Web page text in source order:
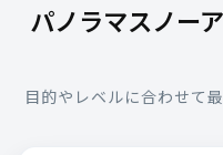
パノラマスノー
目的やレベルに合わせて